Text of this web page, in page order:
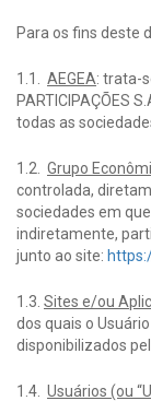
Para os fins deste
1.1. AEGEA: trata-
PARTICIPAÇÕES
todas as
1.2. Grupo
controlada,
sociedades em
indiretamente,
junto ao site:
1.3. Sites e/ou
dos quais o
disponibilizados
1.4. Usuários (ou